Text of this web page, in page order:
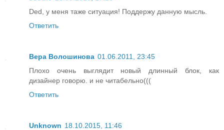
Ded, у меня таже ситуация! Поддержу данную мысль.
Ответить
Вера Волошинова 01.06.2011, 23:45
Плохо очень выглядит новый длинный блок, как
дизайнер говорю. и не читабельно(((
Ответить
Unknown 18.10.2015, 11:46